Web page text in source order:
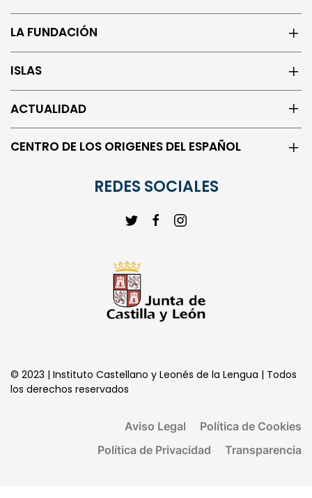
LA FUNDACIÓN
ISLAS
ACTUALIDAD
CENTRO DE LOS ORIGENES DEL ESPAÑOL
REDES SOCIALES
© 2023 | Instituto Castellano y Leonés de la Lengua | Todos
los derechos reservados
Aviso Legal
Política de Cookies
Política de Privacidad
Transparencia